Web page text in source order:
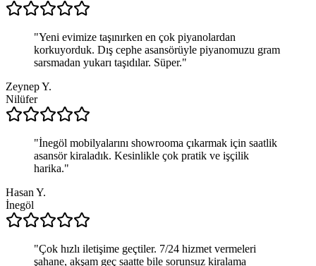
"Yeni evimize taşınırken en çok piyanolardan
korkuyorduk. Dış cephe asansörüyle piyanomuzu gram
sarsmadan yukarı taşıdılar. Süper."
Zeynep Y.
Nilüfer
"İnegöl mobilyalarını showrooma çıkarmak için saatlik
asansör kiraladık. Kesinlikle çok pratik ve işçilik
harika."
Hasan Y.
İnegöl
"Çok hızlı iletişime geçtiler. 7/24 hizmet vermeleri
şahane, akşam geç saatte bile sorunsuz kiralama